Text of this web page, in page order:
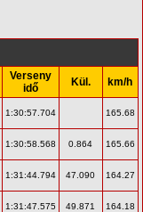
Verseny
idő
Kül. km/h
1:30:57.704 165.68
1:30:58.568 0.864 165.66
1:31:44.794 47.090 164.27
1:31:47.575 49.871 164.18